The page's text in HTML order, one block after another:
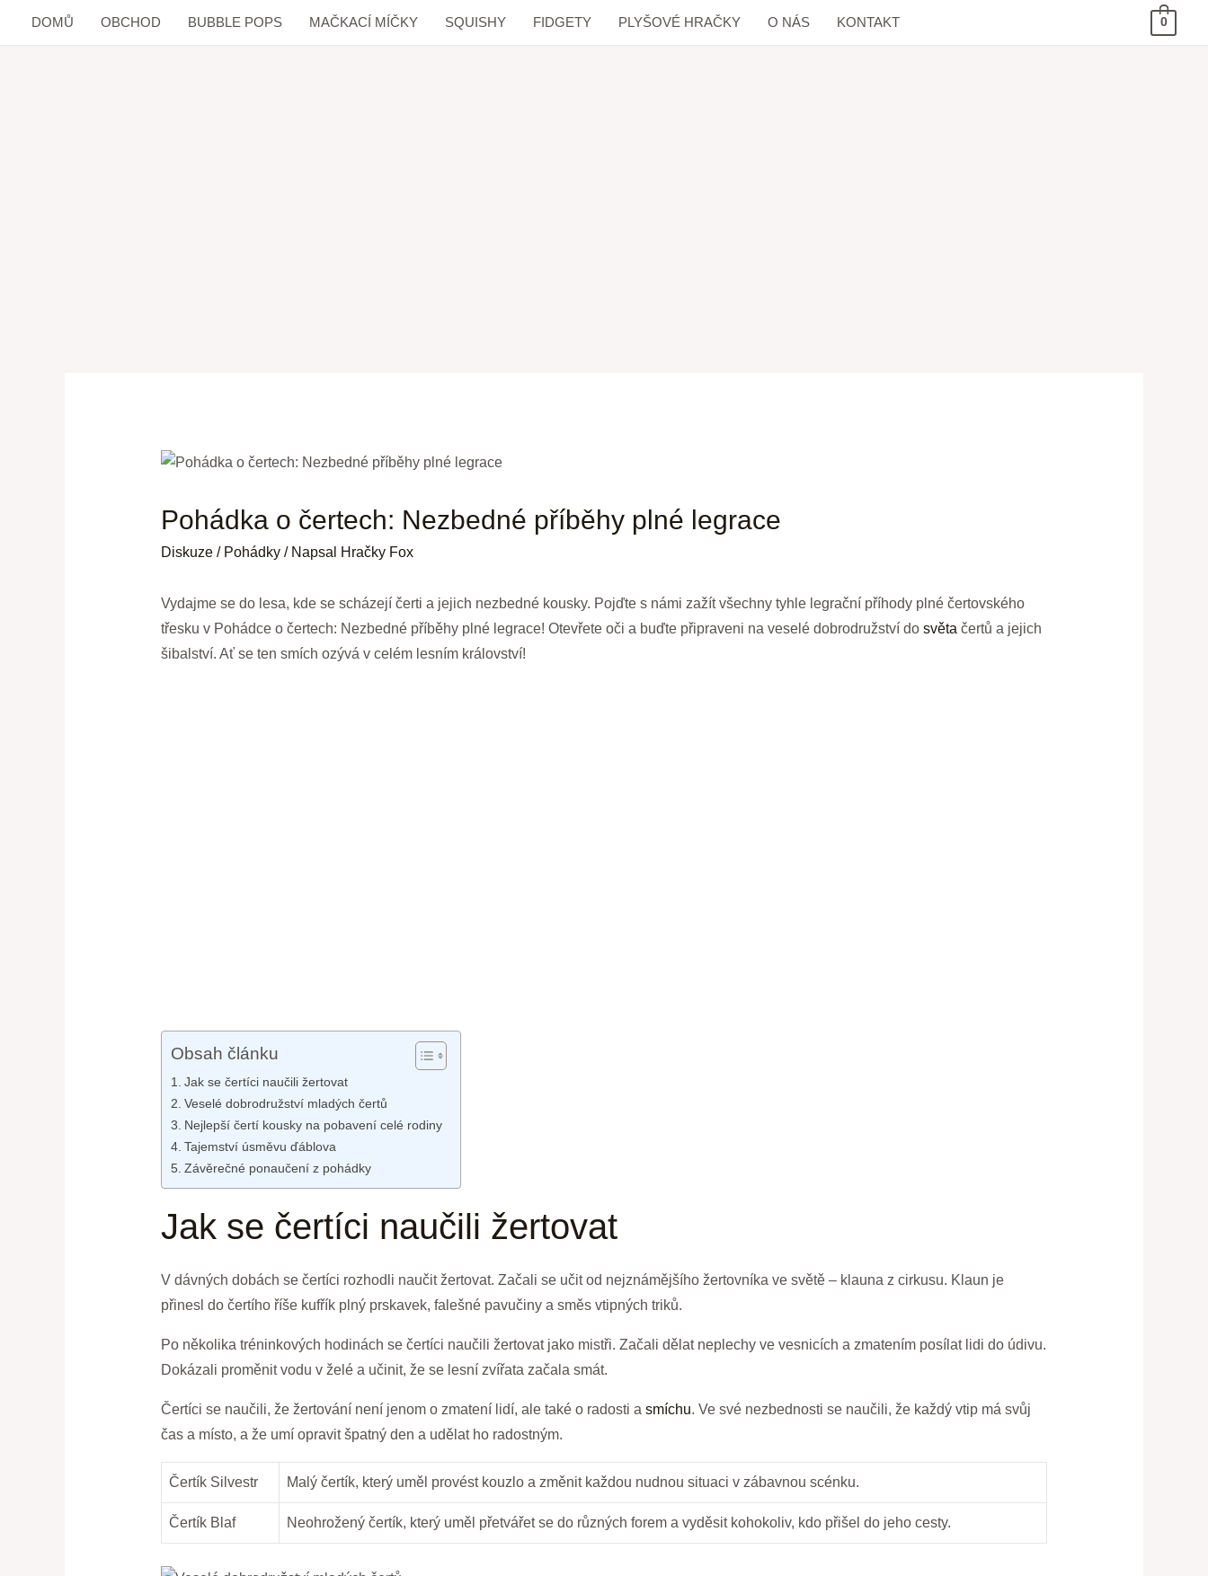
DOMŮ OBCHOD BUBBLE POPS MAČKACÍ MÍČKY SQUISHY FIDGETY PLYŠOVÉ HRAČKY O NÁS KONTAKT 0
Pohádka o čertech: Nezbedné příběhy plné legrace
Diskuze / Pohádky/ Napsal Hračky Fox
Vydajme se do ⁤lesa, kde se ⁣scházejí⁣ čerti ⁢a jejich nezbedné ⁢kousky. Pojďte s námi zažít všechny ⁣tyhle legrační příhody‍ plné čertovského
⁤třesku v‌ Pohádce o čertech: Nezbedné příběhy plné legrace! Otevřete oči a buďte připraveni ‌na veselé dobrodružství do světa ​ čertů a ⁣jejich⁣
šibalství. Ať se ten smích ozývá v celém lesním království!
Obsah článku
Jak se čertíci naučili​ žertovat
Veselé⁣ dobrodružství mladých čertů
Nejlepší čertí kousky⁢ na pobavení celé ⁤rodiny
Tajemství úsměvu ďáblova
Závěrečné ponaučení z⁤ pohádky
Jak se čertíci naučili​ žertovat
V dávných dobách‌ se čertíci rozhodli naučit​ žertovat. Začali se učit od nejznámějšího žertovníka ‌ve světě – klauna‌ z cirkusu. Klaun je
přinesl do čertího říše⁣ kufřík plný prskavek, falešné pavučiny a směs vtipných ‌triků.
Po několika tréninkových ⁤hodinách se‍ čertíci naučili žertovat jako mistři. ‍Začali dělat neplechy ⁢ve vesnicích a zmatením posílat lidi do ‍údivu.‌
Dokázali proměnit ⁤vodu v želé ⁢a učinit, že se ‍lesní⁤ zvířata začala smát.
Čertíci se naučili, že žertování není ‌jenom o zmatení lidí, ⁢ale ⁣také o radosti a⁣ smíchu. Ve své⁤ nezbednosti se naučili, ​že každý vtip má⁣ svůj
čas a ‍místo, a že umí opravit špatný den a‌ udělat ho radostným.
Čertík Silvestr Malý čertík, který⁣ uměl provést kouzlo a změnit každou nudnou situaci v zábavnou scénku.
Čertík ‌Blaf Neohrožený čertík, který uměl přetvářet se do různých ⁢forem a vyděsit kohokoliv, kdo přišel do jeho ⁢cesty.